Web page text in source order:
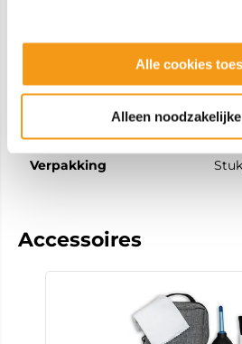
Alle cookies
Alleen
EAN Code
Verpakking
Accessoires